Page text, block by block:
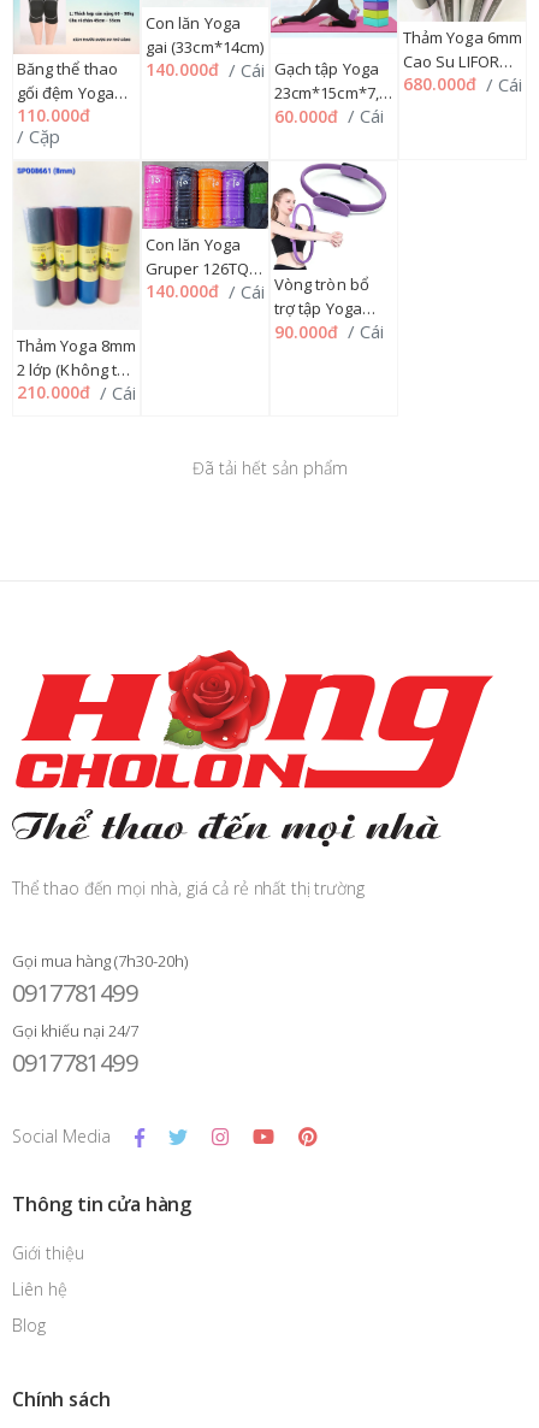
Băng thể thao
gối đệm Yoga
Aolikes AL0210
(Cặp) 12TQ
110.000đ
/ Cặp
Con lăn Yoga
gai (33cm*14cm)
140.000đ / Cái Gạch tập Yoga
23cm*15cm*7,5cm
182TQ
60.000đ / Cái
Thảm Yoga 6mm
Cao Su LIFORME
(không túi)
680.000đ / Cái
Thảm Yoga 8mm
2 lớp (Không túi)
182TQ8661
210.000đ / Cái
Con lăn Yoga
Gruper 126TQ
(33cm*14cm) +
140.000đ / Cái Vòng tròn bổ
trợ tập Yoga
chuyên dụng,
90.000đ / Cái
Đã tải hết sản phẩm
Thể thao đến mọi nhà, giá cả rẻ nhất thị trường
Gọi mua hàng (7h30-20h)
0917781499
Gọi khiếu nại 24/7
0917781499
Social Media
Thông tin cửa hàng
Giới thiệu
Liên hệ
Blog
Chính sách